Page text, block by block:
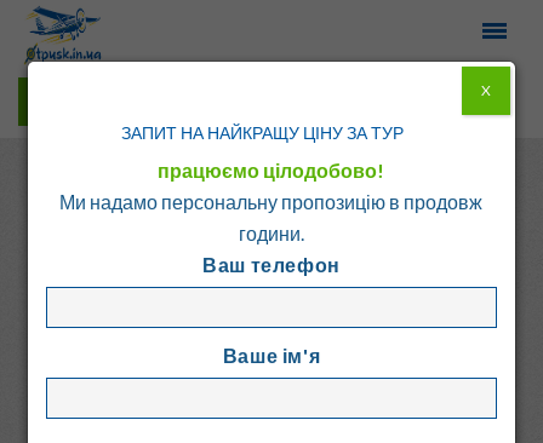
Україна Київ
ЗАПИТ НА НАЙКРАЩУ ЦІНУ ЗА ТУР
працюємо цілодобово!
Ми надамо персональну пропозицію в продовж
години.
Ваш телефон
Ваше ім'я
X